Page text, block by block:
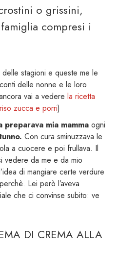
o grissini,
compresi i
stagioni e queste me le
delle nonne e le loro
vai a vedere la ricetta
zucca e porri)
preparava mia mamma ogni
Con cura sminuzzava le
a cuocere e poi frullava. Il
vedere da me e da mio
di mangiare certe verdure
Lei però l’aveva
che ci convinse subito: ve
DI CREMA ALLA